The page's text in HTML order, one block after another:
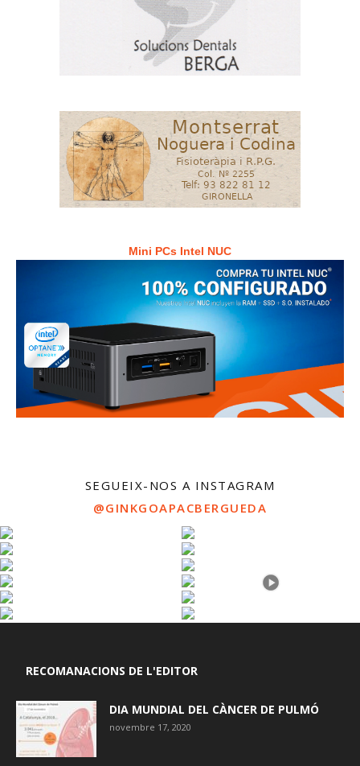
Mini PCs Intel NUC
SEGUEIX-NOS A INSTAGRAM
@GINKGOAPACBERGUEDA
RECOMANACIONS DE L'EDITOR
DIA MUNDIAL DEL CÀNCER DE PULMÓ
novembre 17, 2020